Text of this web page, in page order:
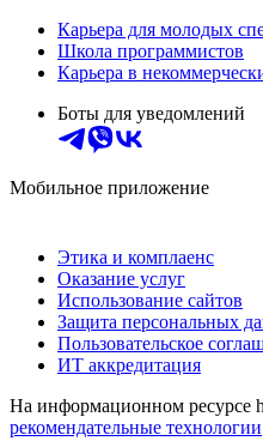
Карьера для молодых
Школа программистов
Карьера в
Боты для уведомлений
Мобильное приложение
Этика и комплаенс
Оказание услуг
Использование сайтов
Защита персональных
Пользовательское
ИТ аккредитация
На информационном ресурсе
рекомендательные технологии